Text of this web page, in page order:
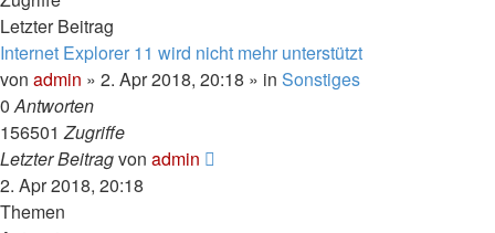
Letzter Beitrag
Internet Explorer 11 wird nicht mehr unterstützt
von admin » 2. Apr 2018, 20:18 » in Sonstiges
0Antworten
156501Zugriffe
Letzter Beitragvon admin
2. Apr 2018, 20:18
Themen